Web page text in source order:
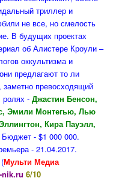
триллер и
не все, но смелость
В будущих проектах
об Алистере Кроули –
оккультизма и
предлагают то ли
превосходящий
ролях -Джастин Бенсон,
Эмили Монтегью, Лью
Кира Пауэлл,
- $1 000 000.
- 21.04.2017.
Мульти Медиа
6/10